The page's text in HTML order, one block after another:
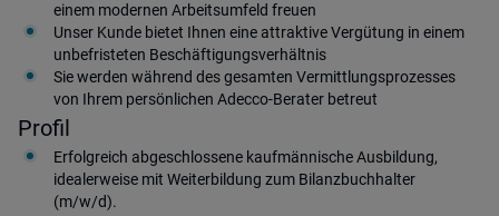
einem modernen Arbeitsumfeld freuen
Unser Kunde bietet Ihnen eine attraktive Vergütung in einem
unbefristeten Beschäftigungsverhältnis
Sie werden während des gesamten Vermittlungsprozesses
von Ihrem persönlichen Adecco-Berater betreut
Profil
Erfolgreich abgeschlossene kaufmännische Ausbildung,
idealerweise mit Weiterbildung zum Bilanzbuchhalter
(m/w/d).